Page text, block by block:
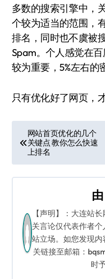
多数的搜索引擎中，
个较为适当的范围，
排名，同时也不虞被
Spam。个人感觉在
较为重要，5%左右的
只有优化好了网页，
章
导
网站首页优化的几个
关键点 教你怎么快速
上排名
由
【声明】：大连站
关言论仅代表作者
站立场。如您发现
关链接至邮箱：
时